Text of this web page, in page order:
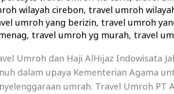
wilayah cirebon, travel umroh
umroh yang berizin, travel umroh
, travel umroh yg murah, travel
Umroh dan Haji AlHijaz Indowisata
dalam upaya Kementerian Agama
umrah. Travel Umroh PT